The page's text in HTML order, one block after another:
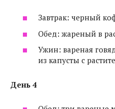
Завтрак: черный
Обед: жареный в
Ужин: вареная
из капусты с
День 4